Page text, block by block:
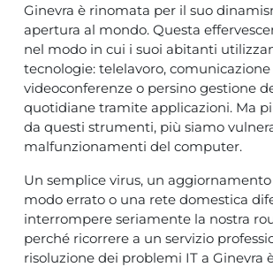
Ginevra è rinomata per il suo
apertura al mondo. Questa
nel modo in cui i suoi abitanti
tecnologie: telelavoro, comunicazione
videoconferenze o persino gestione
quotidiane tramite applicazioni. Ma
da questi strumenti, più siamo
malfunzionamenti del computer.
Un semplice virus, un
modo errato o una rete domestica
interrompere seriamente la nostra
perché ricorrere a un servizio
risoluzione dei problemi IT a Ginevra